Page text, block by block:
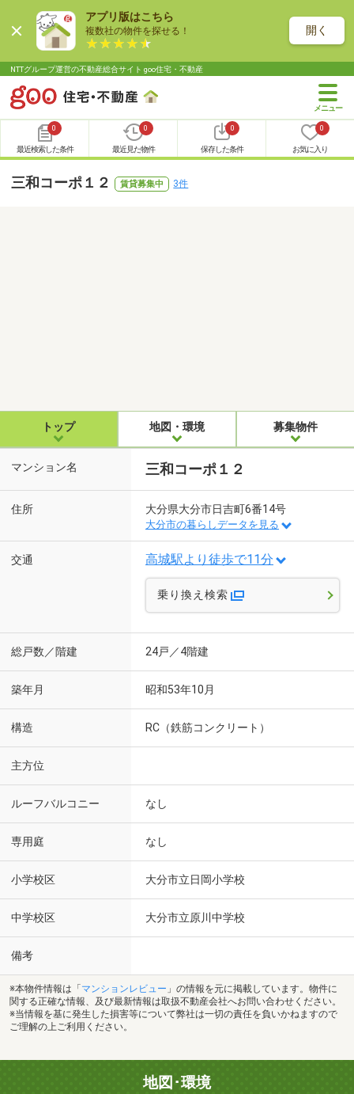
アプリ版はこちら
複数社の物件を探せる！ 開く
NTTグループ運営の不動産総合サイト goo住宅・不動産
0
最近検索した条件
0
最近見た物件
0
保存した条件
0
お気に入り
三和コーポ１２ 賃貸募集中 3件
トップ 地図・環境 募集物件
マンション名 三和コーポ１２
住所 大分県大分市日吉町6番14号
大分市の暮らしデータを見る
交通 高城駅より徒歩で11分
乗り換え検索
総戸数／階建 24戸／4階建
築年月 昭和53年10月
構造 RC（鉄筋コンクリート）
主方位
ルーフバルコニー なし
専用庭 なし
小学校区 大分市立日岡小学校
中学校区 大分市立原川中学校
備考
※本物件情報は「 マンションレビュー 」の情報を元に掲載しています。物件に
関する正確な情報、及び最新情報は取扱不動産会社へお問い合わせください。
※当情報を基に発生した損害等について弊社は一切の責任を負いかねますので
ご理解の上ご利用ください。
地図･環境